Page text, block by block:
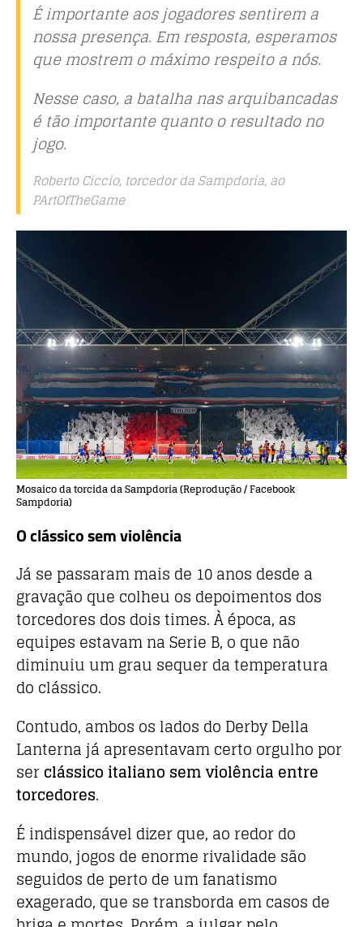
É importante aos jogadores sentirem a
nossa presença. Em resposta, esperamos
que mostrem o máximo respeito a nós.
Nesse caso, a batalha nas arquibancadas
é tão importante quanto o resultado no
jogo.
Roberto Ciccio, torcedor da Sampdoria, ao
PArtOfTheGame
Mosaico da torcida da Sampdoria (Reprodução / Facebook
Sampdoria)
O clássico sem violência
Já se passaram mais de 10 anos desde a
gravação que colheu os depoimentos dos
torcedores dos dois times. À época, as
equipes estavam na Serie B, o que não
diminuiu um grau sequer da temperatura
do clássico.
Contudo, ambos os lados do Derby Della
Lanterna já apresentavam certo orgulho por
serclássico italiano sem violência entre
torcedores.
É indispensável dizer que, ao redor do
mundo, jogos de enorme rivalidade são
seguidos de perto de um fanatismo
exagerado, que se transborda em casos de